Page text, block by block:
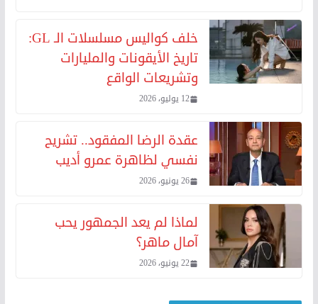
خلف كواليس مسلسلات الـ GL:
تاريخ الأيقونات والمليارات
وتشريعات الواقع
12 يوليو، 2026
عقدة الرضا المفقود.. تشريح
نفسي لظاهرة عمرو أديب
26 يونيو، 2026
لماذا لم يعد الجمهور يحب
آمال ماهر؟
22 يونيو، 2026